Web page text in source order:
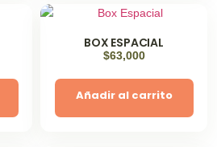
BOX ESPACIAL
$63,000
Añadir al carrito